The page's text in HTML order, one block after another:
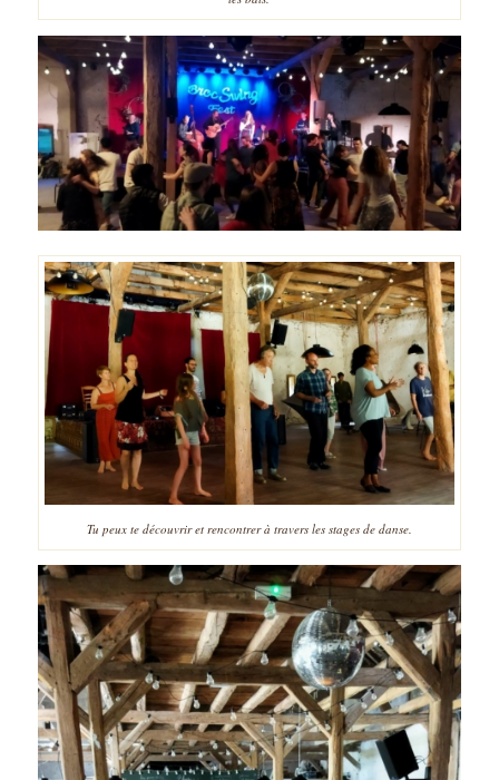
Tu peux te découvrir et rencontrer à travers les stages de danse.